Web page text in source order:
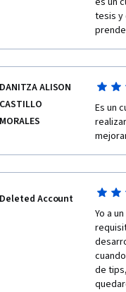
e
o
u
n
m
u
y
buen
tesis y
DANITZA ALISON
CASTILLO
MORALES
Es un
Deleted Account
Yo a
de